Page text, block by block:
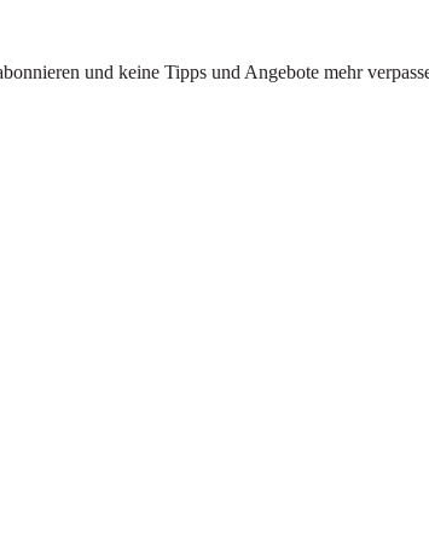
und keine Tipps und Angebote mehr